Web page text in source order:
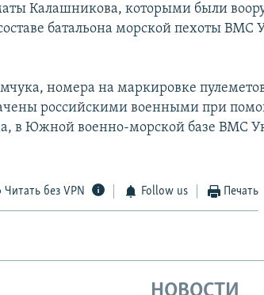
Калашникова, которыми были
батальона морской пехоты ВМС
номера на маркировке пулеметов
российскими военными при
в Южной военно-морской базе ВМС
Читать без VPN Follow us Печать